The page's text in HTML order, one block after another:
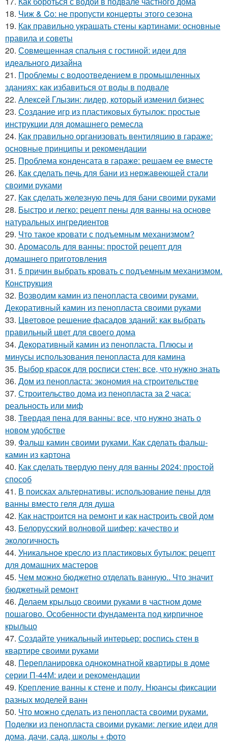
18. Чиж & Co: не пропусти концерты этого сезона
19. Как правильно украшать стены картинами: основные
правила и советы
20. Совмещенная спальня с гостиной: идеи для
идеального дизайна
21. Проблемы с водоотведением в промышленных
зданиях: как избавиться от воды в подвале
22. Алексей Глызин: лидер, который изменил бизнес
23. Создание игр из пластиковых бутылок: простые
инструкции для домашнего ремесла
24. Как правильно организовать вентиляцию в гараже:
основные принципы и рекомендации
25. Проблема конденсата в гараже: решаем ее вместе
26. Как сделать печь для бани из нержавеющей стали
своими руками
27. Как сделать железную печь для бани своими руками
28. Быстро и легко: рецепт пены для ванны на основе
натуральных ингредиентов
29. Что такое кровати с подъемным механизмом?
30. Аромасоль для ванны: простой рецепт для
домашнего приготовления
31. 5 причин выбрать кровать с подъемным механизмом.
Конструкция
32. Возводим камин из пенопласта своими руками.
Декоративный камин из пенопласта своими руками
33. Цветовое решение фасадов зданий: как выбрать
правильный цвет для своего дома
34. Декоративный камин из пенопласта. Плюсы и
минусы использования пенопласта для камина
35. Выбор красок для росписи стен: все, что нужно знать
36. Дом из пенопласта: экономия на строительстве
37. Строительство дома из пенопласта за 2 часа:
реальность или миф
38. Твердая пена для ванны: все, что нужно знать о
новом удобстве
39. Фальш камин своими руками. Как сделать фальш-
камин из картона
40. Как сделать твердую пену для ванны 2024: простой
способ
41. В поисках альтернативы: использование пены для
ванны вместо геля для душа
42. Как настроится на ремонт и как настроить свой дом
43. Белорусский волновой шифер: качество и
экологичность
44. Уникальное кресло из пластиковых бутылок: рецепт
для домашних мастеров
45. Чем можно бюджетно отделать ванную.. Что значит
бюджетный ремонт
46. Делаем крыльцо своими руками в частном доме
пошагово. Особенности фундамента под кирпичное
крыльцо
47. Создайте уникальный интерьер: роспись стен в
квартире своими руками
48. Перепланировка однокомнатной квартиры в доме
серии П-44М: идеи и рекомендации
49. Крепление ванны к стене и полу. Нюансы фиксации
разных моделей ванн
50. Что можно сделать из пенопласта своими руками.
Поделки из пенопласта своими руками: легкие идеи для
дома, дачи, сада, школы + фото